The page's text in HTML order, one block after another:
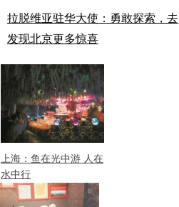
拉脱维亚驻华大使：勇敢探索，去
发现北京更多惊喜
上海：鱼在光中游 人在
水中行